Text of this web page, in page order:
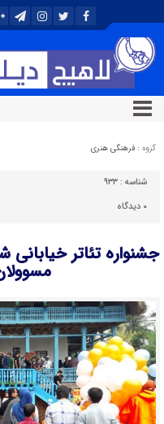
گروه : فرهنگی هنری
شناسه : ۹۳۳
۰ دیدگاه
جشنواره تئاتر